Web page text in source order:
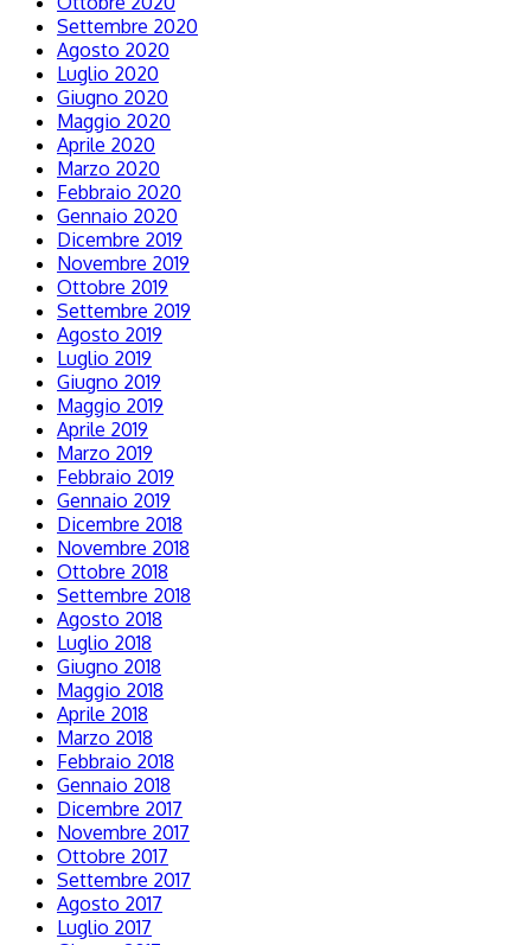
Settembre 2020
Agosto 2020
Luglio 2020
Giugno 2020
Maggio 2020
Aprile 2020
Marzo 2020
Febbraio 2020
Gennaio 2020
Dicembre 2019
Novembre 2019
Ottobre 2019
Settembre 2019
Agosto 2019
Luglio 2019
Giugno 2019
Maggio 2019
Aprile 2019
Marzo 2019
Febbraio 2019
Gennaio 2019
Dicembre 2018
Novembre 2018
Ottobre 2018
Settembre 2018
Agosto 2018
Luglio 2018
Giugno 2018
Maggio 2018
Aprile 2018
Marzo 2018
Febbraio 2018
Gennaio 2018
Dicembre 2017
Novembre 2017
Ottobre 2017
Settembre 2017
Agosto 2017
Luglio 2017